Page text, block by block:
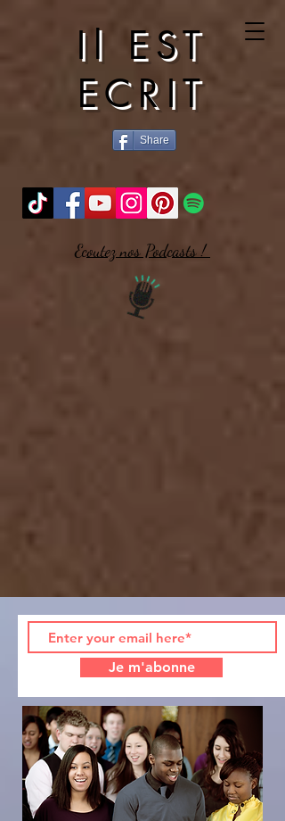
Il EST
ECRIT
Share
Ecoutez nos Podcasts !
Je m'abonne